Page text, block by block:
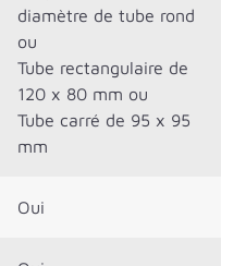
diamètre de tube rond
ou
Tube rectangulaire de
120 x 80 mm ou
Tube carré de 95 x 95
mm
Oui